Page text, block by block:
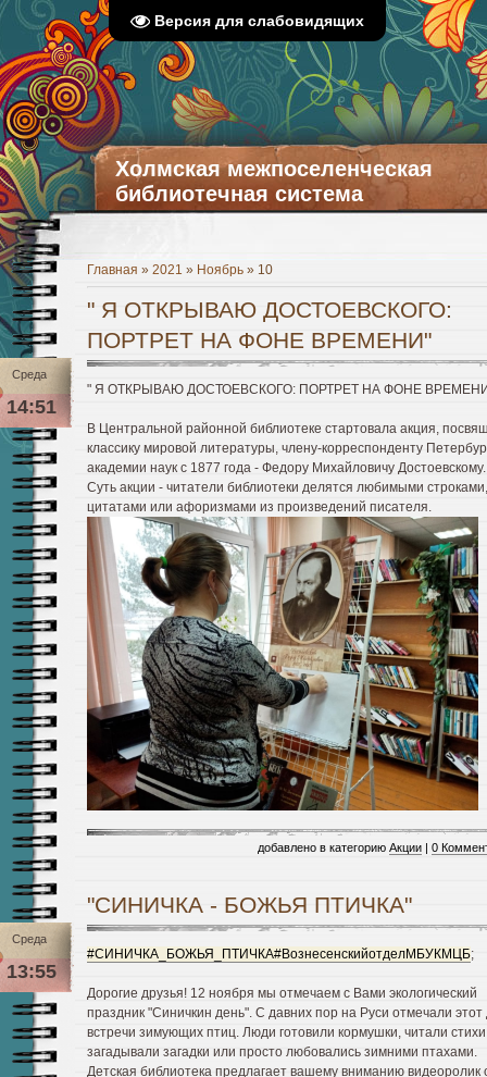
Версия для слабовидящих
Холмская межпоселенческая
библиотечная система
Главная » 2021 » Ноябрь » 10
" Я ОТКРЫВАЮ ДОСТОЕВСКОГО:
ПОРТРЕТ НА ФОНЕ ВРЕМЕНИ"
Среда
14:51
" Я ОТКРЫВАЮ ДОСТОЕВСКОГО: ПОРТРЕТ НА ФОНЕ
В Центральной районной библиотеке стартовала акция,
классику мировой литературы, члену-корреспонденту
академии наук с 1877 года - Федору Михайловичу Достоевскому.
Суть акции - читатели библиотеки делятся любимыми строками,
цитатами или афоризмами из произведений писателя.
добавлено в категорию Акции | 0
"СИНИЧКА - БОЖЬЯ ПТИЧКА"
Среда
13:55
#СИНИЧКА_БОЖЬЯ_ПТИЧКА#ВознесенскийотделМБУКМЦБ;
Дорогие друзья! 12 ноября мы отмечаем с Вами экологический
праздник "Синичкин день". С давних пор на Руси отмечали этот
встречи зимующих птиц. Люди готовили кормушки, читали
загадывали загадки или просто любовались зимними птахами.
Детская библиотека предлагает вашему вниманию видеоролик